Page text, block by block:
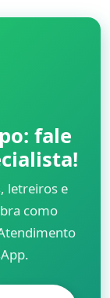
fale
letreiros e
como